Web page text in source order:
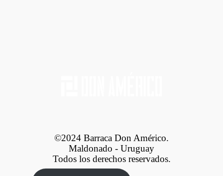
©2024 Barraca Don Américo.
Maldonado - Uruguay
Todos los derechos reservados.